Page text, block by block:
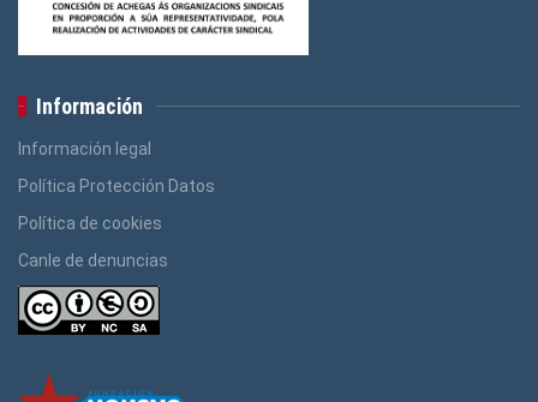
Información
Información legal
Política Protección Datos
Política de cookies
Canle de denuncias